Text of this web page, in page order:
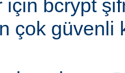
için bcrypt
çok güvenli